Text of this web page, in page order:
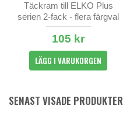
Täckram till ELKO Plus
serien 2-fack - flera färgval
105 kr
LÄGG I VARUKORGEN
SENAST VISADE PRODUKTER